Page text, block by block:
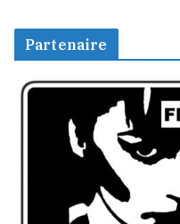
Partenaire